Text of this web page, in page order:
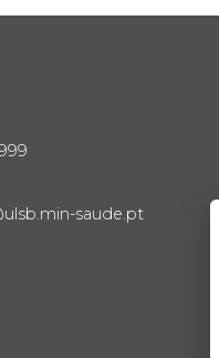
saude.pt